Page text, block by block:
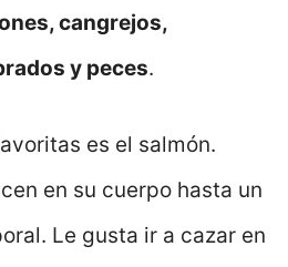
cangrejos,
y peces.
es el salmón.
en su cuerpo hasta un
Le gusta ir a cazar en